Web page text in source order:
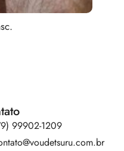
99902-1209